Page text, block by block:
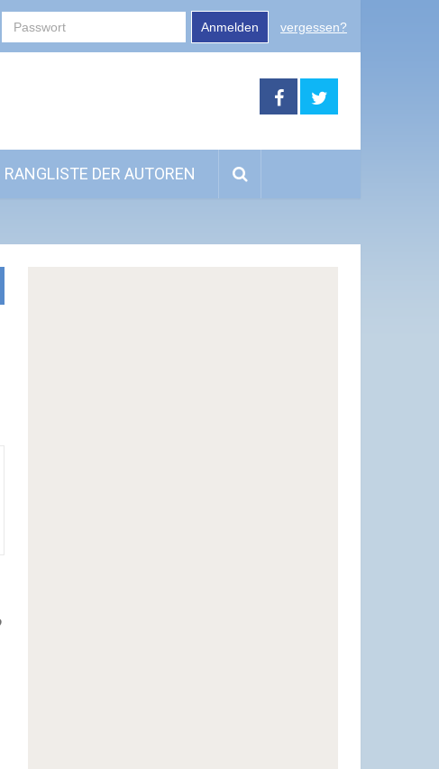
Anmelden vergessen?
RANGLISTE DER AUTOREN